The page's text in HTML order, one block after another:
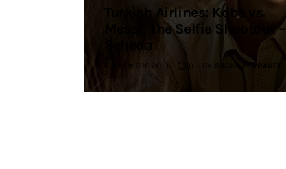
Turkish Airlines: Kobe vs.
Messi, The Selfie Shootout –
Scheda
5 DICEMBRE 2013 0 BY SACHA FERRARELLI